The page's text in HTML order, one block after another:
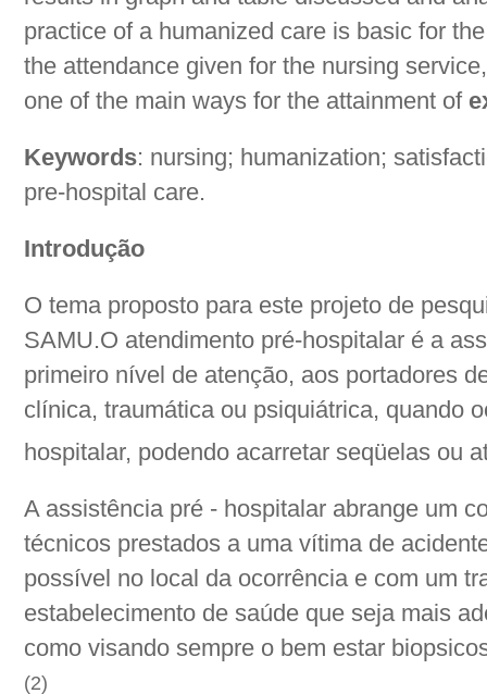
practice of a humanized care is basic for
the attendance given for the nursing
one of the main ways for the attainment of
Keywords: nursing; humanization;
pre-hospital care.
Introdução
O tema proposto para este projeto de
SAMU.O atendimento pré-hospitalar é a
primeiro nível de atenção, aos portadores
clínica, traumática ou psiquiátrica, quando
hospitalar, podendo acarretar seqüelas ou
A assistência pré - hospitalar abrange um
técnicos prestados a uma vítima de
possível no local da ocorrência e com um
estabelecimento de saúde que seja mais
como visando sempre o bem estar
(2)